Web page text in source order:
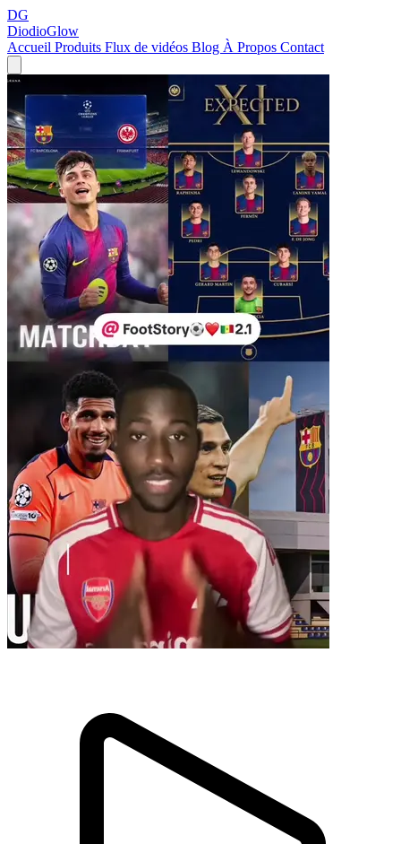
DG
DiodioGlow
Accueil Produits Flux de vidéos Blog À Propos Contact